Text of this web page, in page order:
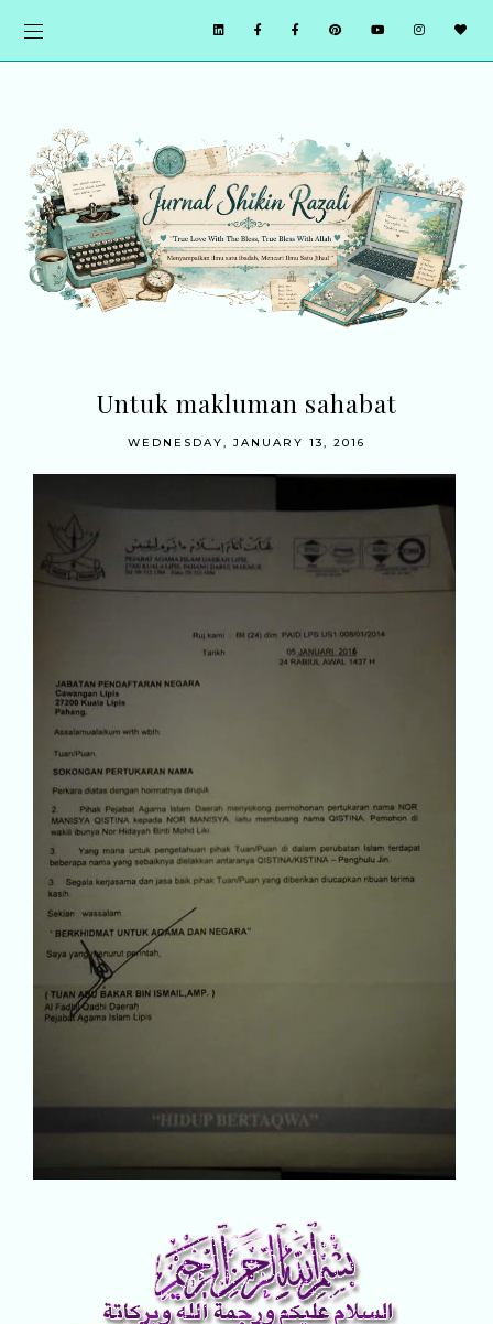
Untuk makluman sahabat
WEDNESDAY, JANUARY 13, 2016